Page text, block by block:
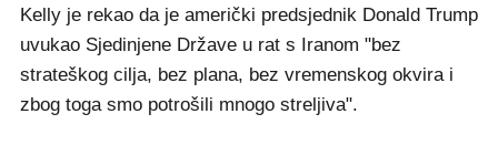
Kelly je rekao da je američki predsjednik Donald Trump
uvukao Sjedinjene Države u rat s Iranom "bez
strateškog cilja, bez plana, bez vremenskog okvira i
zbog toga smo potrošili mnogo streljiva".